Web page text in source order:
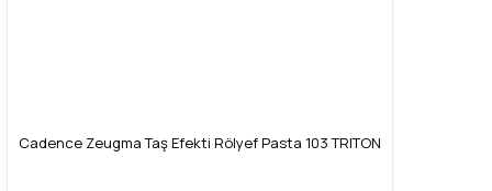
Cadence Zeugma Taş Efekti Rölyef Pasta 103 TRITON